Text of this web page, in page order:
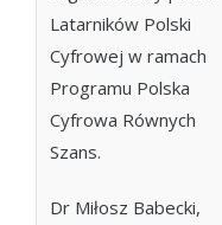
Latarników Polski
Cyfrowej w ramach
Programu Polska
Cyfrowa Równych
Szans.
Dr Miłosz Babecki,